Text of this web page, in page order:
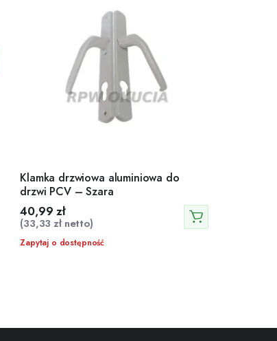
Klamka drzwiowa aluminiowa do
drzwi PCV – Szara
40,99zł
(33,33złnetto)
Zapytaj o dostępność